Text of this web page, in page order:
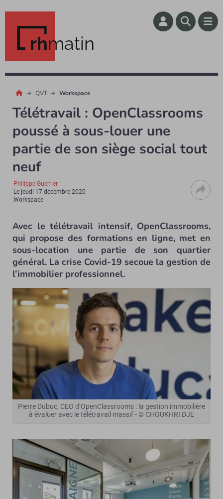
rhmatin
QVT Workspace
Télétravail : OpenClassrooms
poussé à sous-louer une
partie de son siège social tout
neuf
Philippe Guerrier
Le jeudi 17 décembre 2020
Workspace
Avec le télétravail intensif, OpenClassrooms,
qui propose des formations en ligne, met en
sous-location une partie de son quartier
général. La crise Covid-19 secoue la gestion de
l’immobilier professionnel.
Pierre Dubuc, CEO d’OpenClassrooms : la gestion immobilière
à évaluer avec le télétravail massif - © CHOUKHRI DJE